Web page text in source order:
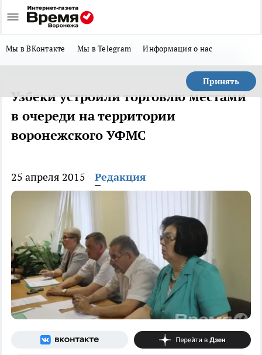
Мы в ВКонтакте Мы в Telegram Информация о нас
Принять
Узбеки устроили торговлю местами
в очереди на территории
воронежского УФМС
25 апреля 2015 Редакция